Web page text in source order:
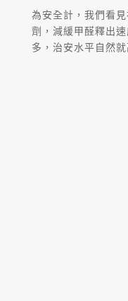
為安全計，我們看
劑，減緩甲醛釋出
多，治安水平自然就